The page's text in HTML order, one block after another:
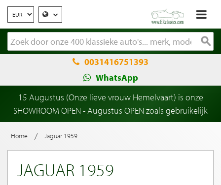
0031416751393
WhatsApp
15 Augustus (Onze lieve vrouw Hemelvaart) is onze
SHOWROOM OPEN - Augustus OPEN zoals gebruikelijk
Home / Jaguar 1959
JAGUAR 1959